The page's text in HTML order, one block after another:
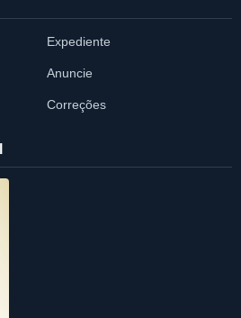
Expediente
Anuncie
Correções